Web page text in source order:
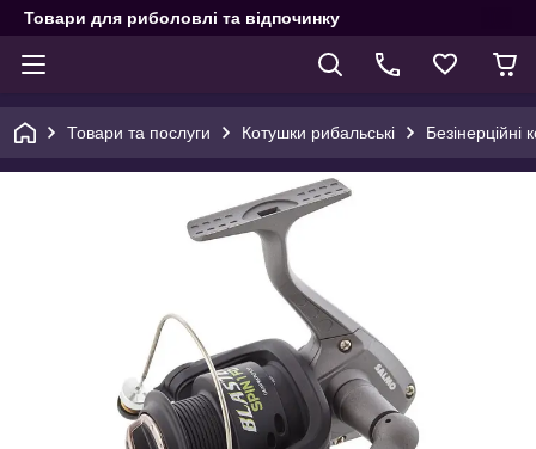
Товари для риболовлі та відпочинку
Товари та послуги Котушки рибальські Безінерційні